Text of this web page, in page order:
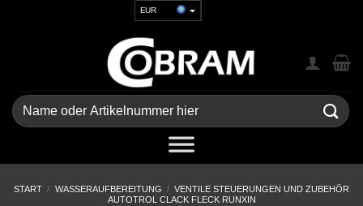
EUR
GBP
CHF
UAH
Suchen
nach:
START / WASSERAUFBEREITUNG / VENTILE STEUERUNGEN UND ZUBEHÖR
AUTOTROL CLACK FLECK RUNXIN